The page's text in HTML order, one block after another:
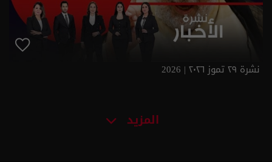
نشرة ٢٩ تموز ٢٠٢٦ | 2026
المزيد